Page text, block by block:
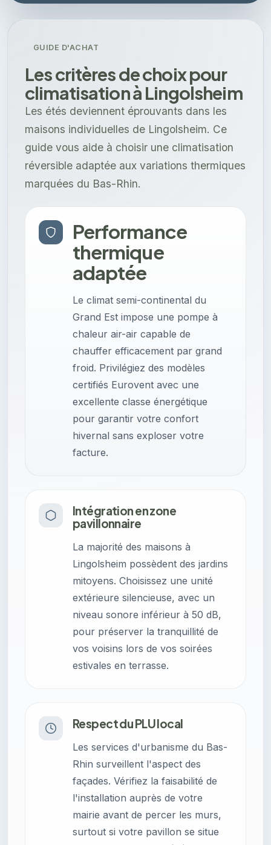
GUIDE D'ACHAT
Les critères de choix pour
climatisation à Lingolsheim
Les étés deviennent éprouvants dans les
maisons individuelles de Lingolsheim. Ce
guide vous aide à choisir une climatisation
réversible adaptée aux variations thermiques
marquées du Bas-Rhin.
Performance
thermique
adaptée
Le climat semi-continental du
Grand Est impose une pompe à
chaleur air-air capable de
chauffer efficacement par grand
froid. Privilégiez des modèles
certifiés Eurovent avec une
excellente classe énergétique
pour garantir votre confort
hivernal sans exploser votre
facture.
Intégration en zone
pavillonnaire
La majorité des maisons à
Lingolsheim possèdent des jardins
mitoyens. Choisissez une unité
extérieure silencieuse, avec un
niveau sonore inférieur à 50 dB,
pour préserver la tranquillité de
vos voisins lors de vos soirées
estivales en terrasse.
Respect du PLU local
Les services d'urbanisme du Bas-
Rhin surveillent l'aspect des
façades. Vérifiez la faisabilité de
l'installation auprès de votre
mairie avant de percer les murs,
surtout si votre pavillon se situe